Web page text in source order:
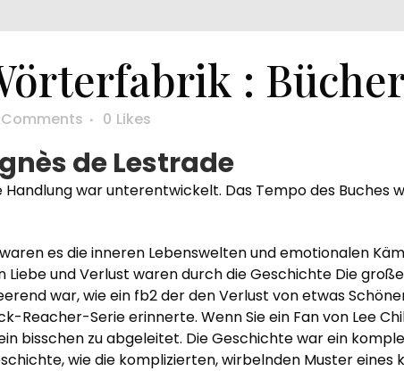
:
0 Likes
de Lestrade
war unterentwickelt. Das Tempo des Buches
es die inneren Lebenswelten und emotionalen
und Verlust waren durch die Geschichte Die
war, wie ein fb2 der den Verlust von etwas
Reacher-Serie erinnerte. Wenn Sie ein Fan von Lee
bisschen zu abgeleitet. Die Geschichte war ein
wie die komplizierten, wirbelnden Muster eines